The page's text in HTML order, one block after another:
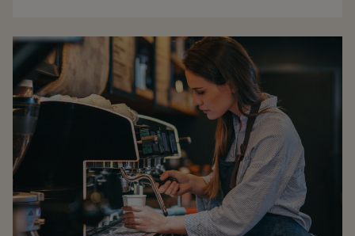
er egentlig forskjellen mellom lys, medium og
mørkbrente kaffebønner, og hvordan oppstår disse
forskjellene?